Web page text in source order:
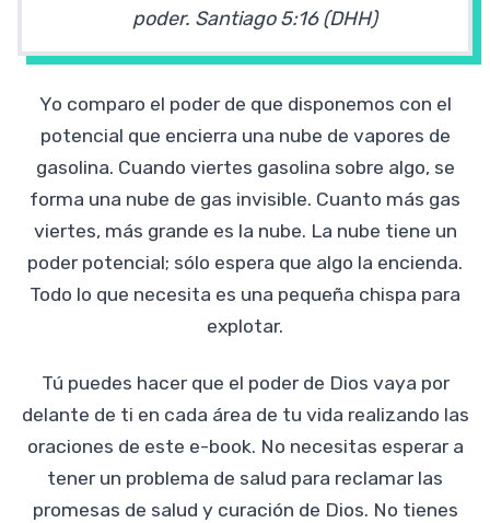
poder. Santiago 5:16 (DHH)
Yo comparo el poder de que disponemos con el
potencial que encierra una nube de vapores de
gasolina. Cuando viertes gasolina sobre algo, se
forma una nube de gas invisible. Cuanto más gas
viertes, más grande es la nube. La nube tiene un
poder potencial; sólo espera que algo la encienda.
Todo lo que necesita es una pequeña chispa para
explotar.
Tú puedes hacer que el poder de Dios vaya por
delante de ti en cada área de tu vida realizando las
oraciones de este e-book. No necesitas esperar a
tener un problema de salud para reclamar las
promesas de salud y curación de Dios. No tienes